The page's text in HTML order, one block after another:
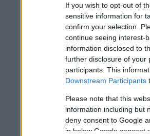
If you wish to opt-out of
sensitive information for
confirm your selection.
continue seeing interest-
information disclosed to
further disclosure of your
participants. This
Downstream Participants
Please note that this
information including but
deny consent to Google
in below Google consent